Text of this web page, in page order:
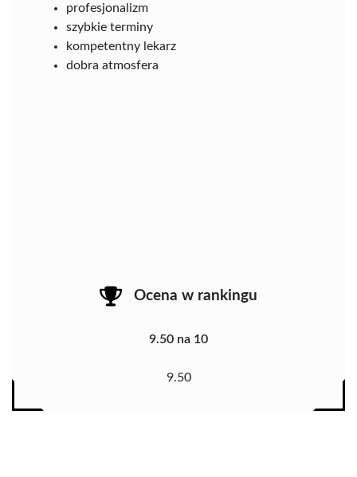
profesjonalizm
szybkie terminy
kompetentny lekarz
dobra atmosfera
Ocena w rankingu
9.50 na 10
9.50